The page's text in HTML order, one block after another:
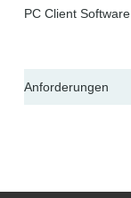
PC Client Software
Anforderungen